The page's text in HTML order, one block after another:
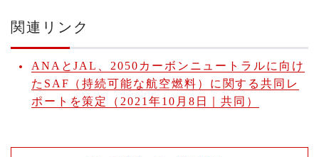
関連リンク
ANAとJAL、2050カーボンニュートラルに向け
たSAF（持続可能な航空燃料）に関する共同レ
ポートを策定（2021年10月8日｜共同）